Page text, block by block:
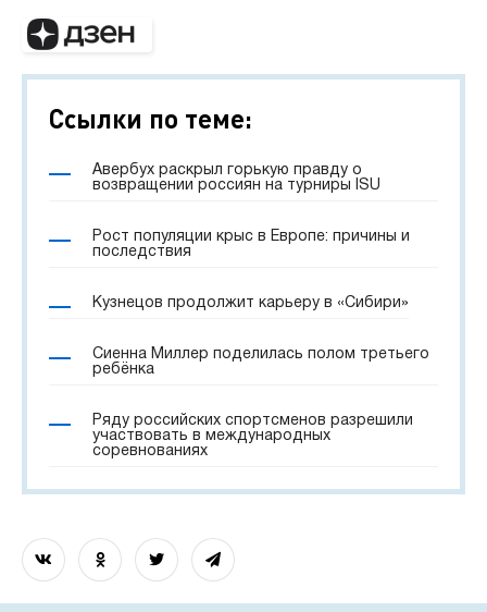
Ссылки по теме:
Авербух раскрыл горькую правду о
возвращении россиян на турниры ISU
Рост популяции крыс в Европе: причины и
последствия
Кузнецов продолжит карьеру в «Сибири»
Сиенна Миллер поделилась полом третьего
ребёнка
Ряду российских спортсменов разрешили
участвовать в международных
соревнованиях